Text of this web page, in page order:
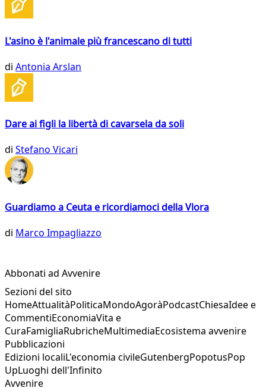
L'asino è l'animale più francescano di tutti
di Antonia Arslan
Dare ai figli la libertà di cavarsela da soli
di Stefano Vicari
Guardiamo a Ceuta e ricordiamoci della Vlora
di Marco Impagliazzo
Abbonati ad Avvenire
Sezioni del sito
HomeAttualitàPoliticaMondoAgoràPodcastChiesaIdee e
CommentiEconomiaVita e
CuraFamigliaRubricheMultimediaEcosistema avvenire
Pubblicazioni
Edizioni localiL'economia civileGutenbergPopotusPop
UpLuoghi dell'Infinito
Avvenire